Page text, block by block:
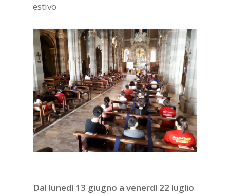
estivo
Dal lunedì 13 giugno a venerdì 22 luglio